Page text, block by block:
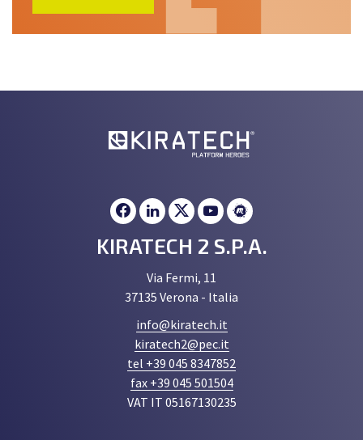
KIRATECH 2 S.P.A.
Via Fermi, 11
37135 Verona - Italia
info@kiratech.it
kiratech2@pec.it
tel +39 045 8347852
fax +39 045 501504
VAT IT 05167130235